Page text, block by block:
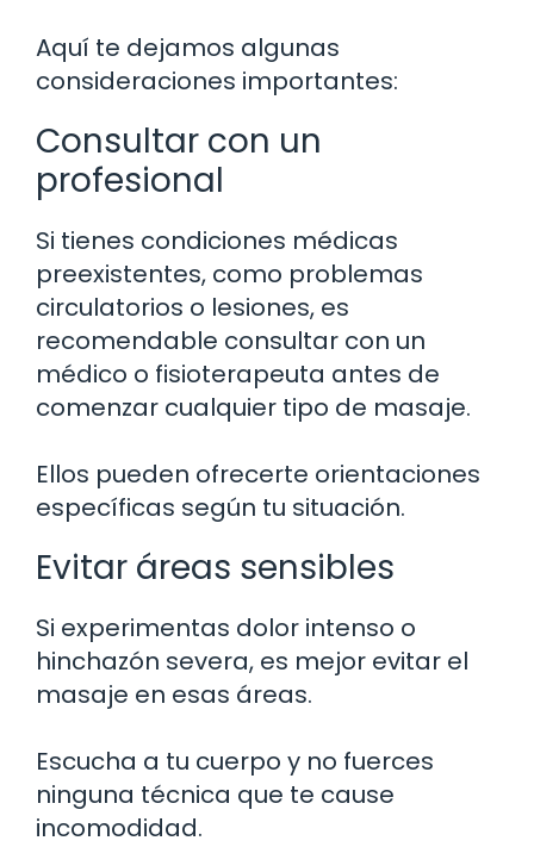
Aquí te dejamos algunas
consideraciones importantes:
Consultar con un
profesional
Si tienes condiciones médicas
preexistentes, como problemas
circulatorios o lesiones, es
recomendable consultar con un
médico o fisioterapeuta antes de
comenzar cualquier tipo de masaje.
Ellos pueden ofrecerte orientaciones
específicas según tu situación.
Evitar áreas sensibles
Si experimentas dolor intenso o
hinchazón severa, es mejor evitar el
masaje en esas áreas.
Escucha a tu cuerpo y no fuerces
ninguna técnica que te cause
incomodidad.